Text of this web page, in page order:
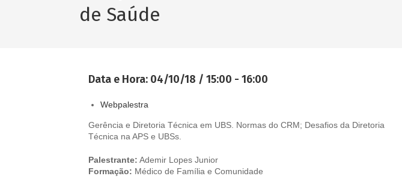
de Saúde
Data e Hora: 04/10/18 / 15:00 - 16:00
Webpalestra
Gerência e Diretoria Técnica em UBS. Normas do CRM; Desafios da Diretoria
Técnica na APS e UBSs.
Palestrante: Ademir Lopes Junior
Formação: Médico de Família e Comunidade